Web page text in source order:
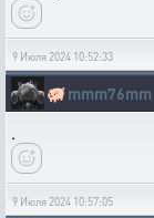
9 Июля 2024 10:52:33
🐖mmm76mm
.
9 Июля 2024 10:57:05